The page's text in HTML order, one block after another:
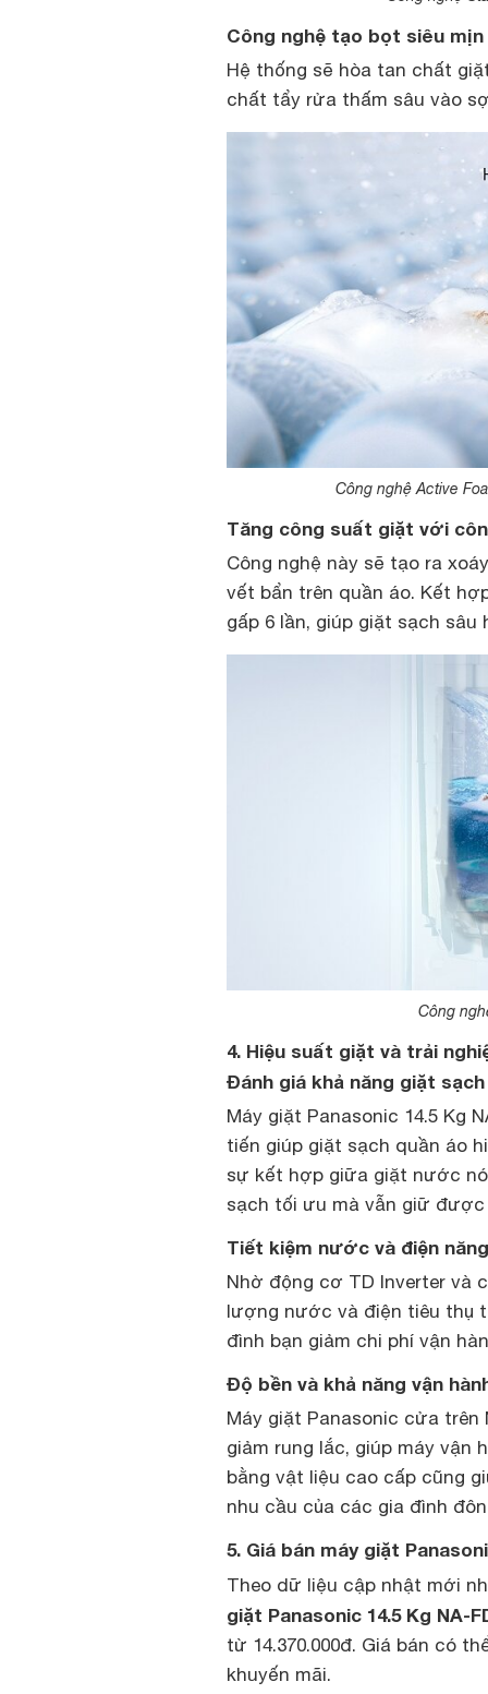
Công nghệ tạo bọt siêu
Hệ thống sẽ hòa tan chất
chất tẩy rửa thấm sâu vào
Công nghệ Active
Tăng công suất giặt với
Công nghệ này sẽ tạo ra
vết bẩn trên quần áo. Kết
gấp 6 lần, giúp giặt sạch
Công
4. Hiệu suất giặt và trải
Đánh giá khả năng giặt
Máy giặt Panasonic 14.5 Kg
tiến giúp giặt sạch quần áo
sự kết hợp giữa giặt nước
sạch tối ưu mà vẫn giữ được
Tiết kiệm nước và điện năng
Nhờ động cơ TD Inverter và
lượng nước và điện tiêu thụ
đình bạn giảm chi phí vận
Độ bền và khả năng vận
Máy giặt Panasonic cửa trên
giảm rung lắc, giúp máy vận
bằng vật liệu cao cấp cũng
nhu cầu của các gia đình
5. Giá bán máy giặt
Theo dữ liệu cập nhật mới
giặt Panasonic 14.5 Kg NA-
từ 14.370.000đ. Giá bán có
khuyến mãi.